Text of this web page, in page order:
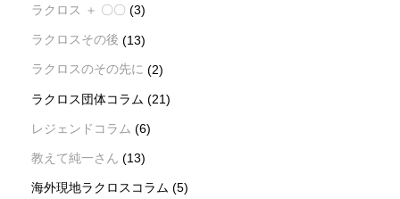
ラクロス ＋ 〇〇 (3)
ラクロスその後 (13)
ラクロスのその先に (2)
ラクロス団体コラム (21)
レジェンドコラム (6)
教えて純一さん (13)
海外現地ラクロスコラム (5)